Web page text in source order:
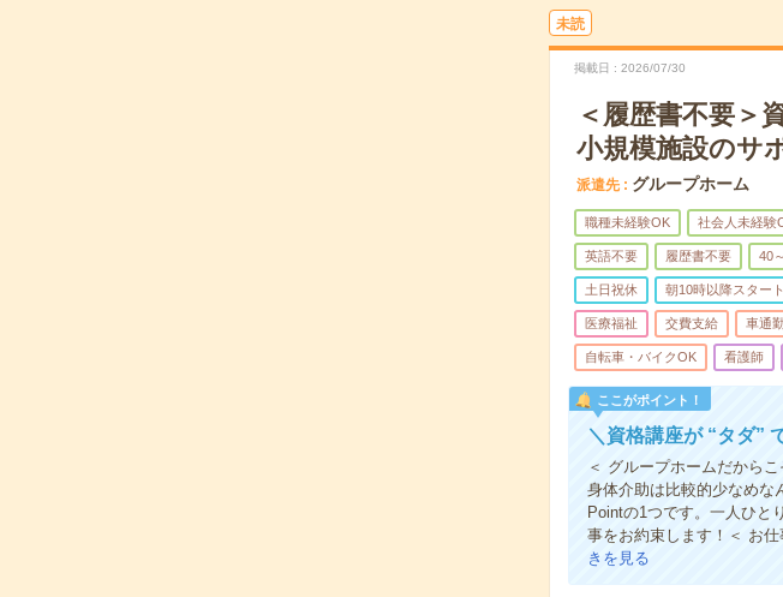
未読
掲載日 2026/07/30
＜履歴書不要＞
小規模施設のサ
派遣先 グループホーム
職種未経験OK 社会人未経験
英語不要 履歴書不要 40
土日祝休 朝10時以降スタート
医療福祉 交費支給 車通
自転車・バイクOK 看護師
ここがポイント！
＼資格講座が “タダ”
＜ グループホームだから
身体介助は比較的少なめな
Pointの1つです。一人ひと
事をお約束します！＜ お
きを見る